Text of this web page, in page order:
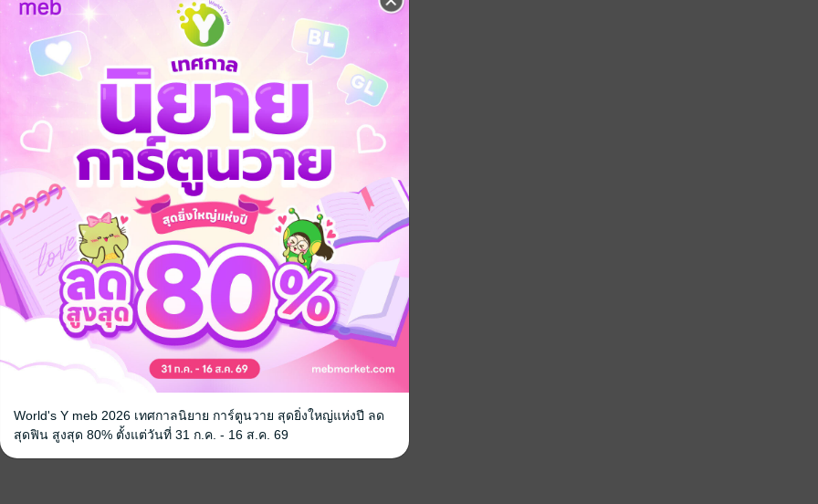
World's Y meb 2026 เทศกาลนิยาย การ์ตูนวาย สุดยิ่งใหญ่แห่งปี ลด
สุดฟิน สูงสุด 80% ตั้งแต่วันที่ 31 ก.ค. - 16 ส.ค. 69